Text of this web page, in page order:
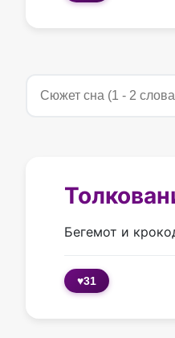
Бегемот и
♥31